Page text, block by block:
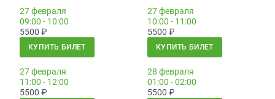
27 февраля
09:00 - 10:00
5500 ₽
КУПИТЬ БИЛЕТ
27 февраля
10:00 - 11:00
5500 ₽
КУПИТЬ БИЛЕТ
27 февраля
11:00 - 12:00
5500 ₽
28 февраля
01:00 - 02:00
5500 ₽